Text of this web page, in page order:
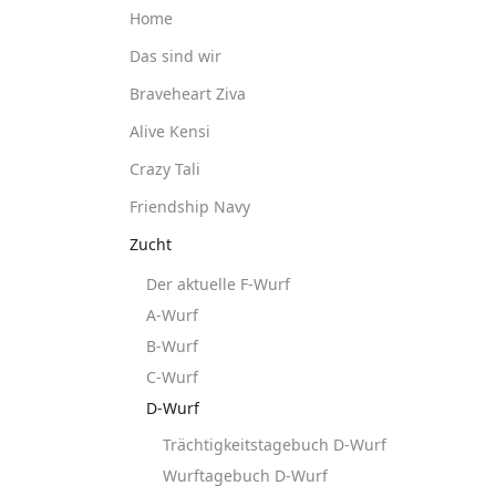
Home
Das sind wir
Braveheart Ziva
Alive Kensi
Crazy Tali
Friendship Navy
Zucht
Der aktuelle F-Wurf
A-Wurf
B-Wurf
C-Wurf
D-Wurf
Trächtigkeitstagebuch D-Wurf
Wurftagebuch D-Wurf